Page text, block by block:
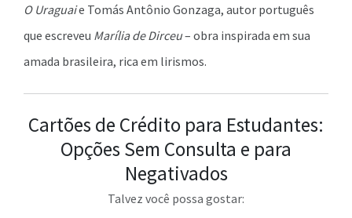
O Uraguaie Tomás Antônio Gonzaga, autor português
que escreveu Marília de Dirceu– obra inspirada em sua
amada brasileira, rica em lirismos.
Cartões de Crédito para Estudantes:
Opções Sem Consulta e para
Negativados
Talvez você possa gostar: